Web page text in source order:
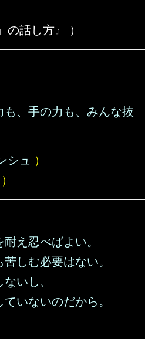
の話し方』 ）
も、手の力も、みんな抜
シュ
）
）
え忍べばよい。
しむ必要はない。
いし、
いないのだから。